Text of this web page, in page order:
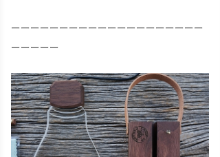
ーーーーーーーーーーーーーーーーーーーー
ーーーーー